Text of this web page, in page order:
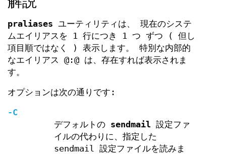
praliases ユーティリティは、 現在のシステ
ムエイリアスを 1 行につき 1 つ ずつ ( 但し
項目順ではなく ) 表示します。 特別な内部的
なエイリアス @:@ は、存在すれば表示されま
す。
オプションは次の通りです:
-C
デフォルトの sendmail 設定ファ
イルの代わりに、指定した
sendmail 設定ファイルを読みま